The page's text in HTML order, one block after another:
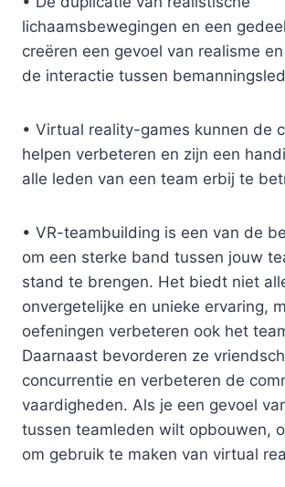
lichaamsbewegingen en een
creëren een gevoel van realisme
de interactie tussen
• Virtual reality-games kunnen de
helpen verbeteren en zijn een
alle leden van een team erbij te
• VR-teambuilding is een van de
om een sterke band tussen jouw
stand te brengen. Het biedt niet
onvergetelijke en unieke ervaring,
oefeningen verbeteren ook het
Daarnaast bevorderen ze
concurrentie en verbeteren de
vaardigheden. Als je een gevoel
tussen teamleden wilt opbouwen,
om gebruik te maken van virtual